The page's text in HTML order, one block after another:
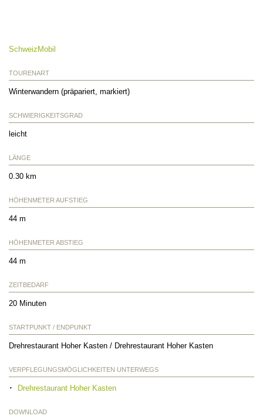
SchweizMobil
TOURENART
Winterwandern (präpariert, markiert)
SCHWIERIGKEITSGRAD
leicht
LÄNGE
0.30 km
HÖHENMETER AUFSTIEG
44 m
HÖHENMETER ABSTIEG
44 m
ZEITBEDARF
20 Minuten
STARTPUNKT / ENDPUNKT
Drehrestaurant Hoher Kasten / Drehrestaurant Hoher Kasten
VERPFLEGUNGSMÖGLICHKEITEN UNTERWEGS
Drehrestaurant Hoher Kasten
DOWNLOAD